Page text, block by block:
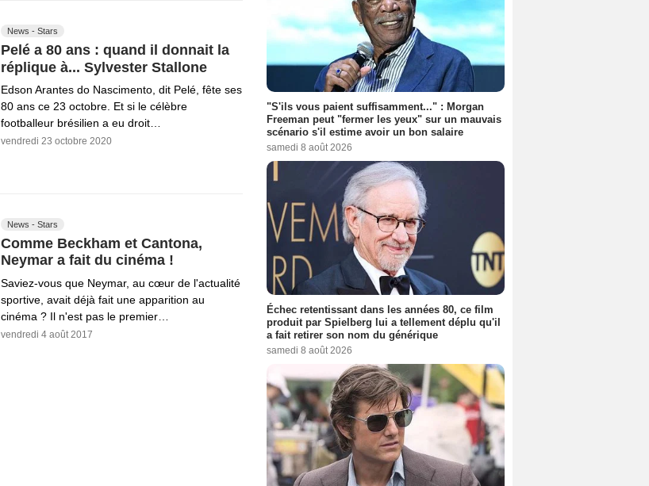
News - Stars
Pelé a 80 ans : quand il donnait la
réplique à... Sylvester Stallone
Edson Arantes do Nascimento, dit Pelé, fête ses
80 ans ce 23 octobre. Et si le célèbre
footballeur brésilien a eu droit…
vendredi 23 octobre 2020
News - Stars
Comme Beckham et Cantona,
Neymar a fait du cinéma !
Saviez-vous que Neymar, au cœur de l'actualité
sportive, avait déjà fait une apparition au
cinéma ? Il n'est pas le premier…
vendredi 4 août 2017
"S'ils vous paient suffisamment..." : Morgan
Freeman peut "fermer les yeux" sur un mauvais
scénario s'il estime avoir un bon salaire
samedi 8 août 2026
Échec retentissant dans les années 80, ce film
produit par Spielberg lui a tellement déplu qu'il
a fait retirer son nom du générique
samedi 8 août 2026